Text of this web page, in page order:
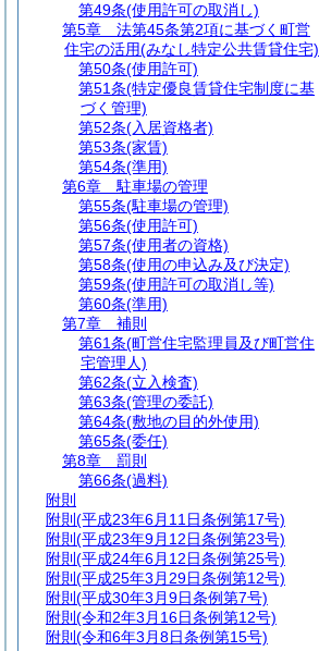
第49条(使用許可の取消し)
第5章
法第45条第2項に基づく町営
住宅の活用(みなし特定公共賃貸住宅)
第50条(使用許可)
第51条(特定優良賃貸住宅制度に基
づく管理)
第52条(入居資格者)
第53条(家賃)
第54条(準用)
第6章
駐車場の管理
第55条(駐車場の管理)
第56条(使用許可)
第57条(使用者の資格)
第58条(使用の申込み及び決定)
第59条(使用許可の取消し等)
第60条(準用)
第7章
補則
第61条(町営住宅監理員及び町営住
宅管理人)
第62条(立入検査)
第63条(管理の委託)
第64条(敷地の目的外使用)
第65条(委任)
第8章
罰則
第66条(過料)
附則
附則 (平成23年6月11日条例第17号)
附則 (平成23年9月12日条例第23号)
附則 (平成24年6月12日条例第25号)
附則 (平成25年3月29日条例第12号)
附則 (平成30年3月9日条例第7号)
附則 (令和2年3月16日条例第12号)
附則 (令和6年3月8日条例第15号)